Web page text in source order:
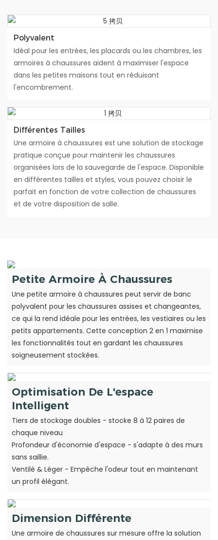
Polyvalent
Idéal pour les entrées, les placards ou les chambres, les
armoires à chaussures aident à maximiser l'espace
dans les petites maisons tout en réduisant
l'encombrement.
Différentes Tailles
Une armoire à chaussures est une solution de stockage
pratique conçue pour maintenir les chaussures
organisées lors de la sauvegarde de l'espace. Disponible
en différentes tailles et styles, vous pouvez choisir le
parfait en fonction de votre collection de chaussures
et de votre disposition de salle.
Petite Armoire À Chaussures
Une petite armoire à chaussures peut servir de banc
polyvalent pour les chaussures assises et changeantes,
ce qui la rend idéale pour les entrées, les vestiaires ou les
petits appartements. Cette conception 2 en 1 maximise
les fonctionnalités tout en gardant les chaussures
soigneusement stockées.
Optimisation De L'espace
Intelligent
Tiers de stockage doubles - stocke 8 à 12 paires de
chaque niveau
Profondeur d'économie d'espace - s'adapte à des murs
sans saillie.
Ventilé & Léger - Empêche l'odeur tout en maintenant
un profil élégant.
Dimension Différente
Une armoire de chaussures sur mesure offre la solution